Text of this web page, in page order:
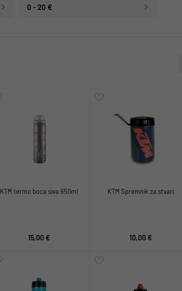
0 - 20 €
KTM termo boca siva 650ml
15,00 €
KTM Spremnik za stvari
10,00 €